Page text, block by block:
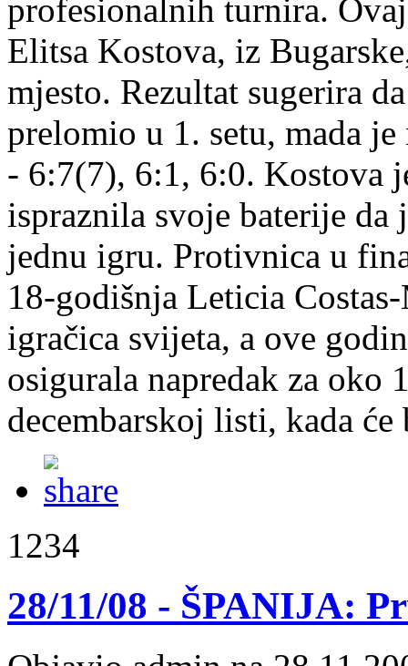
profesionalnih turnira.
Elitsa Kostova, iz
mjesto. Rezultat sugerira
prelomio u 1. setu, mada
- 6:7(7), 6:1, 6:0. Kostova
ispraznila svoje baterije da
jednu igru. Protivnica u
18-godišnja Leticia
igračica svijeta, a ove
osigurala napredak za oko
decembarskoj listi, kada
1234
28/11/08 - ŠPANIJA: